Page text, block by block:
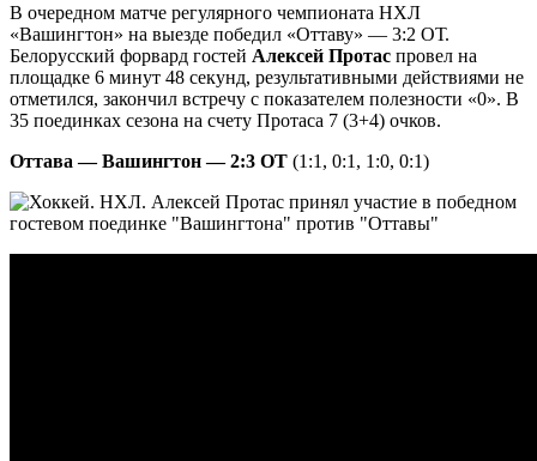
В очередном матче регулярного чемпионата НХЛ
«Вашингтон» на выезде победил «Оттаву» — 3:2 ОТ.
Белорусский форвард гостей Алексей Протас провел на
площадке 6 минут 48 секунд, результативными действиями не
отметился, закончил встречу с показателем полезности «0». В
35 поединках сезона на счету Протаса 7 (3+4) очков.
Оттава — Вашингтон — 2:3 ОТ (1:1, 0:1, 1:0, 0:1)